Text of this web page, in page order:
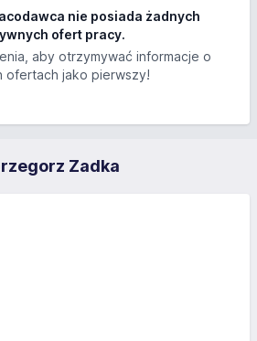
nie posiada żadnych
ofert pracy.
aby otrzymywać informacje o
ofertach jako pierwszy!
Zadka